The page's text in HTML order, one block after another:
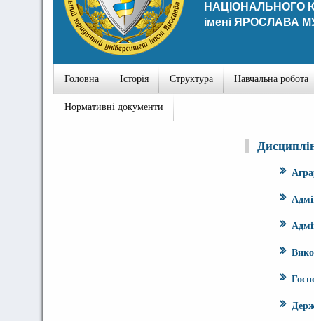
НАЦІОНАЛЬНОГО
імені ЯРОСЛАВА
Головна Історія Структура Навчальна робота
Нормативні документи